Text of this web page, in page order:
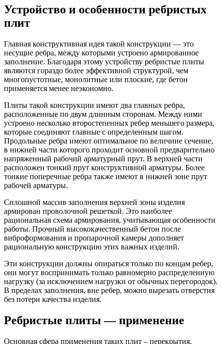
Устройство и особенности ребристых
плит
Главная конструктивная идея такой конструкции — это
несущие ребра, между которыми устроено армированное
заполнение. Благодаря этому устройству ребристые плиты
являются гораздо более эффективной структурой, чем
многопустотные, монолитные или плоские, где бетон
применяется менее неэкономно.
Плиты такой конструкции имеют два главных ребра,
расположенные по двум длинным сторонам. Между ними
устроено несколько второстепенных ребер меньшего размера,
которые соединяют главные с определенным шагом.
Продольные ребра имеют оптимальное по величине сечение,
в нижней части которого проходит основной предварительно
напряженный рабочий арматурный прут. В верхней части
расположен тонкий прут конструктивной арматуры. Более
тонкие поперечные ребра также имеют в нижней зоне прут
рабочей арматуры.
Сплошной массив заполнения верхней зоны изделия
армирован проволочной решеткой. Это наиболее
рациональная схема армирования, учитывающая особенности
работы. Прочный высококачественный бетон после
виброформования и пропарочной камеры дополняет
рациональную конструкцию этих важных изделий.
Эти конструкции должны опираться только по концам ребер,
они могут воспринимать только равномерно распределенную
нагрузку (за исключением нагрузки от обычных перегородок).
В пределах заполнения, вне ребер, можно вырезать отверстия
без потери качества изделия.
Ребристые плиты — применение
Основная сфера применения таких плит – перекрытия,